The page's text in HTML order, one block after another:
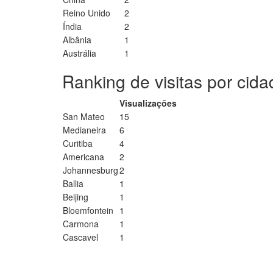
Reino Unido
2
Índia
2
Albânia
1
Austrália
1
Ranking de visitas por
Visualizações
San Mateo
15
Medianeira
6
Curitiba
4
Americana
2
Johannesburg2
Ballia
1
Beijing
1
Bloemfontein 1
Carmona
1
Cascavel
1